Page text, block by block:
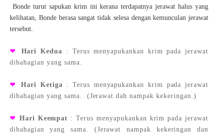
Bonde turut sapukan krim ini kerana terdapatnya jerawat halus yang
kelihatan, Bonde berasa sangat tidak selesa dengan kemunculan jerawat
tersebut.
❤ Hari Kedua : Terus menyapukankan krim padajerawat
dibahagian yang sama.
❤Hari Ketiga : Terus menyapukankan krim padajerawat
dibahagian yang sama. (Jerawat dah nampak kekeringan.)
❤ Hari Keempat : Terus menyapukankan krim padajerawat
dibahagian yang sama. (Jerawat nampak kekeringan dan